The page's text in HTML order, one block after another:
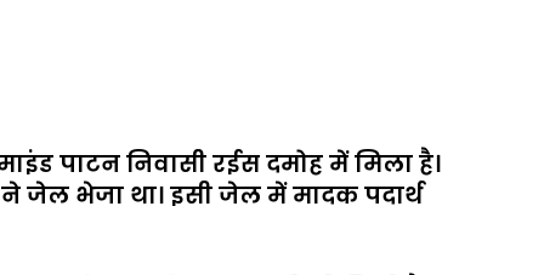
पाटन निवासी रईस दमोह में मिला है।
जेल भेजा था। इसी जेल में मादक पदार्थ